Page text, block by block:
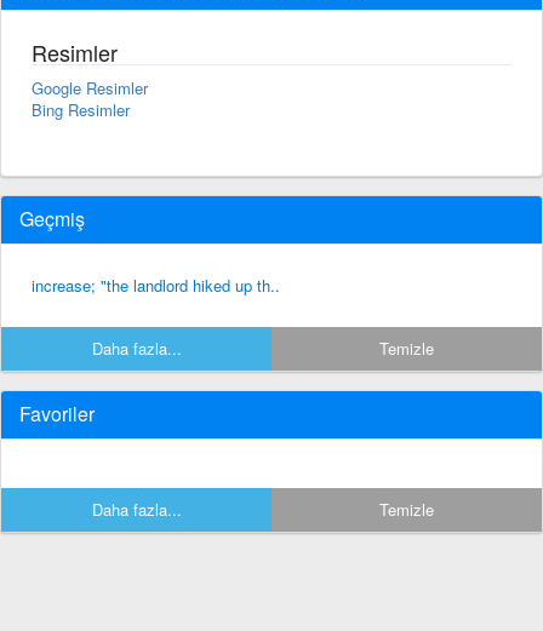
Resimler
Google Resimler
Bing Resimler
Geçmiş
increase; "the landlord hiked up th..
Daha fazla... Temizle
Favoriler
Daha fazla... Temizle